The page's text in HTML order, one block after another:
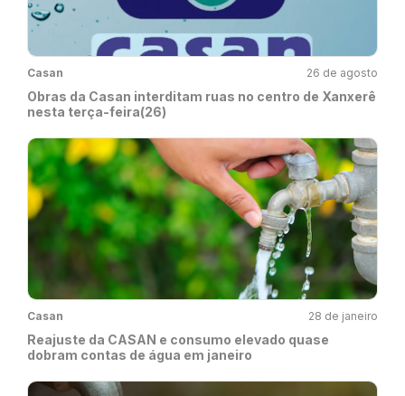
Casan 26 de agosto
Obras da Casan interditam ruas no centro de Xanxerê
nesta terça-feira(26)
Casan 28 de janeiro
Reajuste da CASAN e consumo elevado quase
dobram contas de água em janeiro